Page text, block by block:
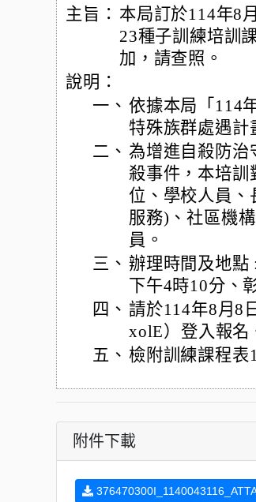
主旨： 本局訂於114年8
23種子訓練培訓
加，請查照。
說明：
一、 依據本局「114
特殊族群處遇計
二、 為增進自殺防治
殺事件，本培訓
位、學校人員、
服務)、社區機
員。
三、 辦理時間及地點
下午4時10分、
四、 請於114年8月8
xolE）登入報名
五、 檢附訓練課程表
附件下載